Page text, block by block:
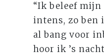
“Ik beleef
intens, zo ben
al bang voor
hoor ik ’s